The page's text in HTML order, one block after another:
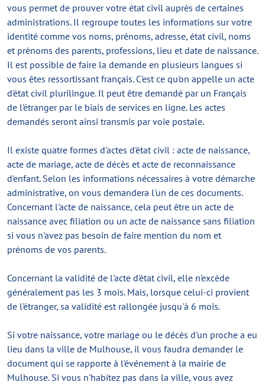
vous permet de prouver votre état civil auprès de certaines
administrations. Il regroupe toutes les informations sur votre
identité comme vos noms, prénoms, adresse, état civil, noms
et prénoms des parents, professions, lieu et date de naissance.
Il est possible de faire la demande en plusieurs langues si
vous êtes ressortissant français. C'est ce qu'on appelle un acte
d'état civil plurilingue. Il peut être demandé par un Français
de l'étranger par le biais de services en ligne. Les actes
demandés seront ainsi transmis par voie postale.
Il existe quatre formes d'actes d'état civil : acte de naissance,
acte de mariage, acte de décès et acte de reconnaissance
d'enfant. Selon les informations nécessaires à votre démarche
administrative, on vous demandera l'un de ces documents.
Concernant l'acte de naissance, cela peut être un acte de
naissance avec filiation ou un acte de naissance sans filiation
si vous n'avez pas besoin de faire mention du nom et
prénoms de vos parents.
Concernant la validité de l'acte d'état civil, elle n'excède
généralement pas les 3 mois. Mais, lorsque celui-ci provient
de l'étranger, sa validité est rallongée jusqu'à 6 mois.
Si votre naissance, votre mariage ou le décès d'un proche a eu
lieu dans la ville de Mulhouse, il vous faudra demander le
document qui se rapporte à l'événement à la mairie de
Mulhouse. Si vous n'habitez pas dans la ville, vous avez